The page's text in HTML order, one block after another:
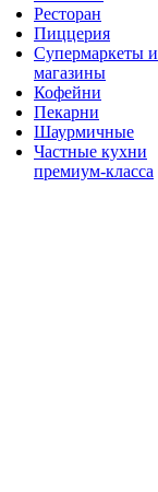
Ресторан
Пиццерия
Супермаркеты и
магазины
Кофейни
Пекарни
Шаурмичные
Частные кухни
премиум-класса